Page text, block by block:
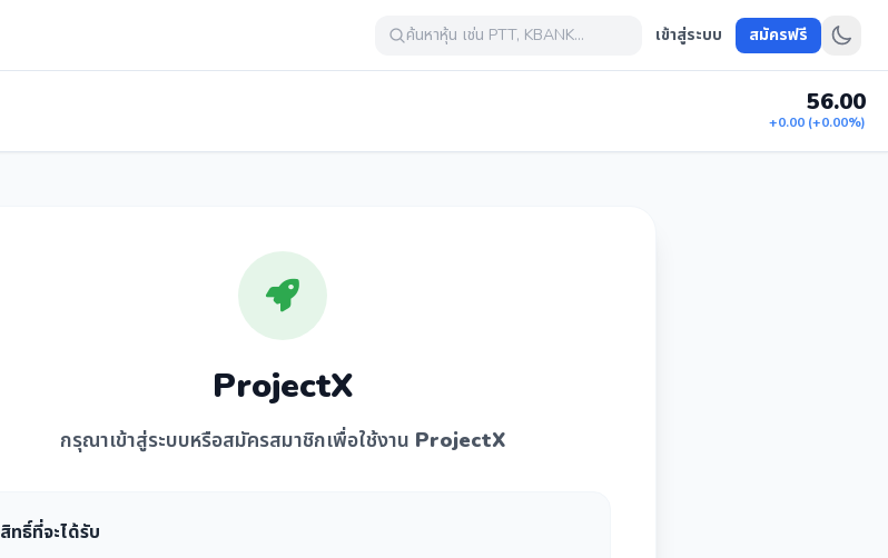
ค้นหาหุ้น เช่น PTT, KBANK... เข้าสู่ระบบ สมัครฟรี
56.00
+0.00 (+0.00%)
ProjectX
กรุณาเข้าสู่ระบบหรือสมัครสมาชิกเพื่อใช้งาน ProjectX
สิทธิ์ที่จะได้รับ